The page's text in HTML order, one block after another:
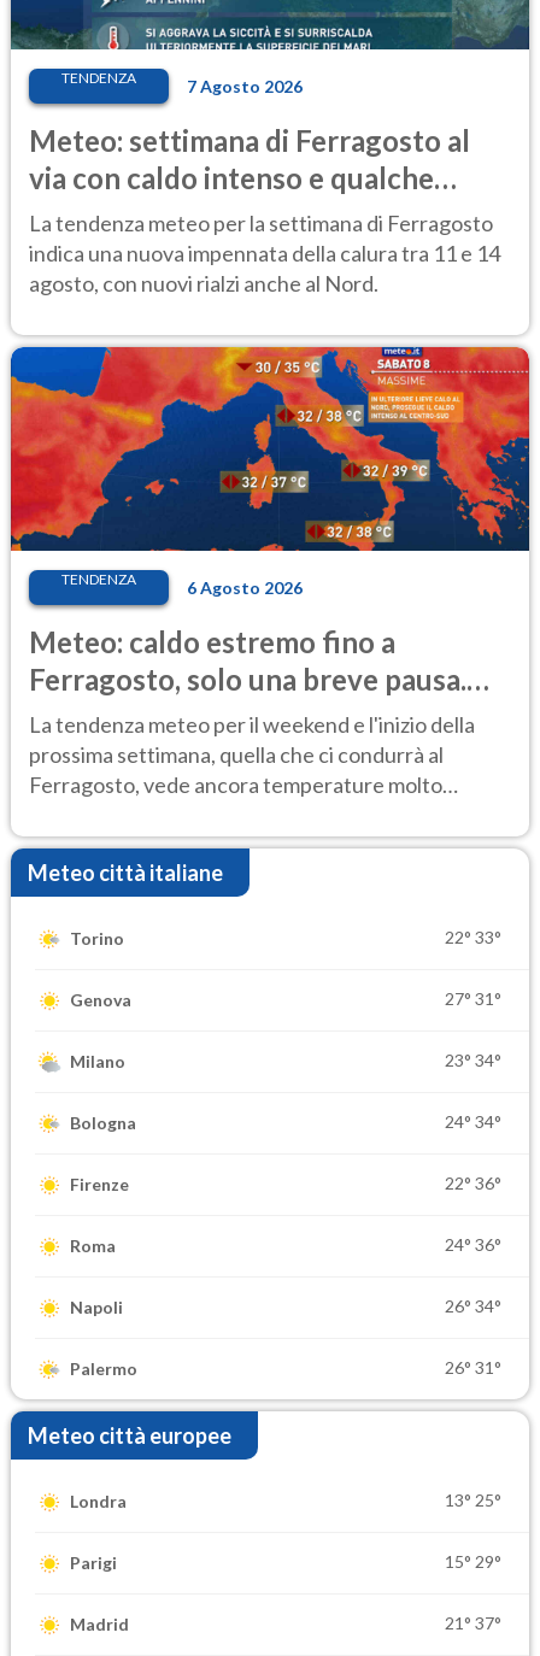
TENDENZA 7 Agosto 2026
Meteo: settimana di Ferragosto al
via con caldo intenso e qualche
temporale
La tendenza meteo per la settimana di Ferragosto
indica una nuova impennata della calura tra 11 e 14
agosto, con nuovi rialzi anche al Nord.
TENDENZA 6 Agosto 2026
Meteo: caldo estremo fino a
Ferragosto, solo una breve pausa.
Ecco dove
La tendenza meteo per il weekend e l'inizio della
prossima settimana, quella che ci condurrà al
Ferragosto, vede ancora temperature molto
Meteo città italiane
Torino 22° 33°
Genova 27° 31°
Milano 23° 34°
Bologna 24° 34°
Firenze 22° 36°
Roma 24° 36°
Napoli 26° 34°
Palermo 26° 31°
Meteo città europee
Londra 13° 25°
Parigi 15° 29°
Madrid 21° 37°